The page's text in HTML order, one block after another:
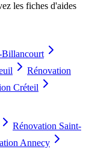
les fiches d'aides
Rénovation
Créteil
Rénovation Saint-
Annecy